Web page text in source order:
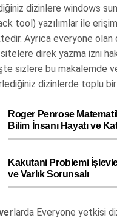
dizinlere windows
tool) yazılımlar ile erişim
Ayrıca everyone olan
direk yazma izni
sizlere bu makalemde
dizinlerde toplu bir
Roger Penrose
Bilim İnsanı Hayatı ve
Kakutani Problemi
ve Varlık Sorunsalı
larda Everyone yetkisi